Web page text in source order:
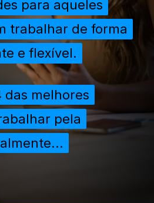
para aqueles
trabalhar de forma
e flexível.
para aqueles
trabalhar de forma
e flexível.
das melhores
pela
das melhores
pela